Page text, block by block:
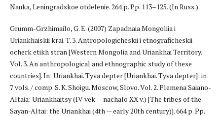
Nauka, Leningradskoe otdelenie. 264 p. Pp. 113–125. (In Russ.).
Grumm-Grzhimailo, G. E. (2007) Zapadnaia Mongoliia i
Uriankhaiskii krai. T. 3. Antropologicheskii i etnograficheskii
ocherk etikh stran [Western Mongolia and Uriankhai Territory.
Vol. 3. An anthropological and ethnographic study of these
countries]. In: Uriankhai. Tyva depter [Uriankhai. Tyva depter]: in
7 vols. / comp. S. K. Shoigu. Moscow, Slovo. Vol. 2. Plemena Saiano-
Altaia: Uriankhaitsy (IV vek — nachalo XX v.) [The tribes of the
Sayan-Altai: the Uriankhai (4th — early 20th century)]. 664 p. Pp.